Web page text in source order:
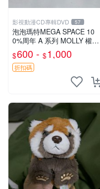
影視動漫CD專輯DVD 57
泡泡瑪特MEGA SPACE 10
0%周年 A 系列 MOLLY 權威
隱藏款 嚴選薄荷巧克力色 80
年代風味 權威推薦 合適收藏
$600 - $1,000
折扣碼